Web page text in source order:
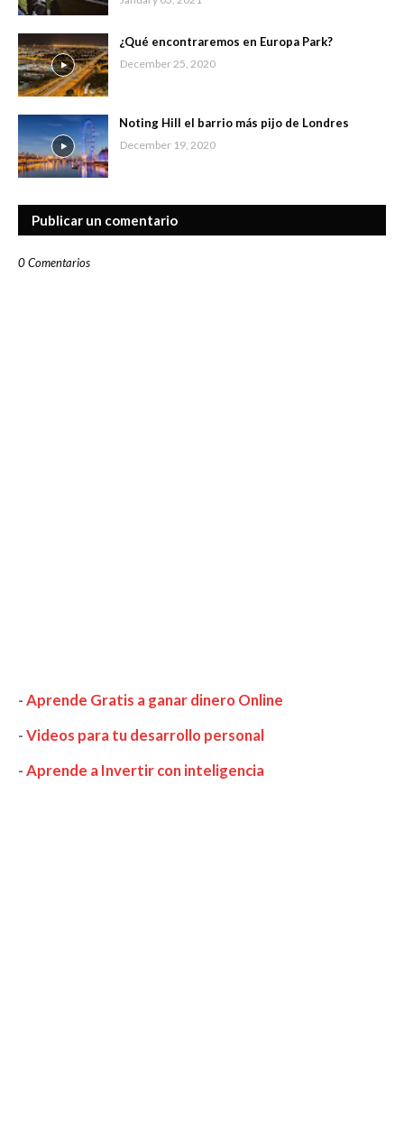
¿Qué encontraremos en Europa Park?
December 25, 2020
Noting Hill el barrio más pijo de Londres
December 19, 2020
Publicar un comentario
0 Comentarios
-Aprende Gratis a ganar dinero Online
-Videos para tu desarrollo personal
-Aprende a Invertir con inteligencia